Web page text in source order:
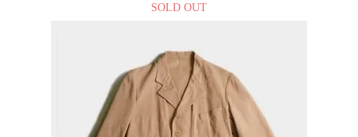
SOLD OUT